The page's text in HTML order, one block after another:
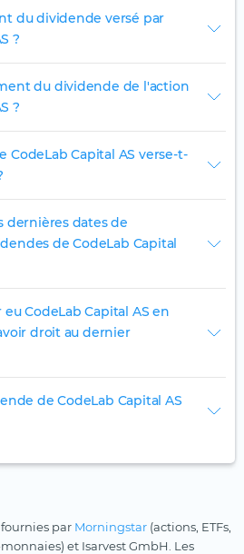
du dividende versé par
?
du dividende de l'action
?
CodeLab Capital AS verse-t-
dernières dates de
de CodeLab Capital
CodeLab Capital AS en
droit au dernier
de CodeLab Capital AS
par Morningstar (actions, ETFs,
et Isarvest GmbH. Les